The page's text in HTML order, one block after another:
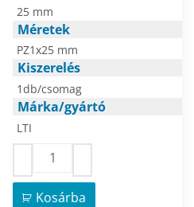
25 mm
Méretek
PZ1x25 mm
Kiszerelés
1db/csomag
Márka/gyártó
LTI
Kosárba